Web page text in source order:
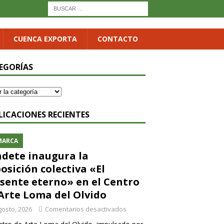
CUENCA EXPORTA CONTACTO
RECIENTES
inaugura la
colectiva «El
eterno» en el Centro
Loma del Olvido
2026 Comentarios desactivados